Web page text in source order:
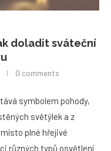
doladit sváteční
0 comments
symbolem pohody,
světýlek a z
plné hřejivé
různých typů osvětlení